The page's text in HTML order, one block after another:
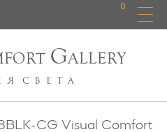
0
GALLERY
СВЕТА
CG Visual Comfort